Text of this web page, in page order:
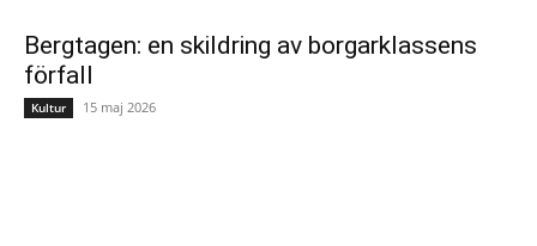
Bergtagen: en skildring av borgarklassens
förfall
Kultur 15 maj 2026